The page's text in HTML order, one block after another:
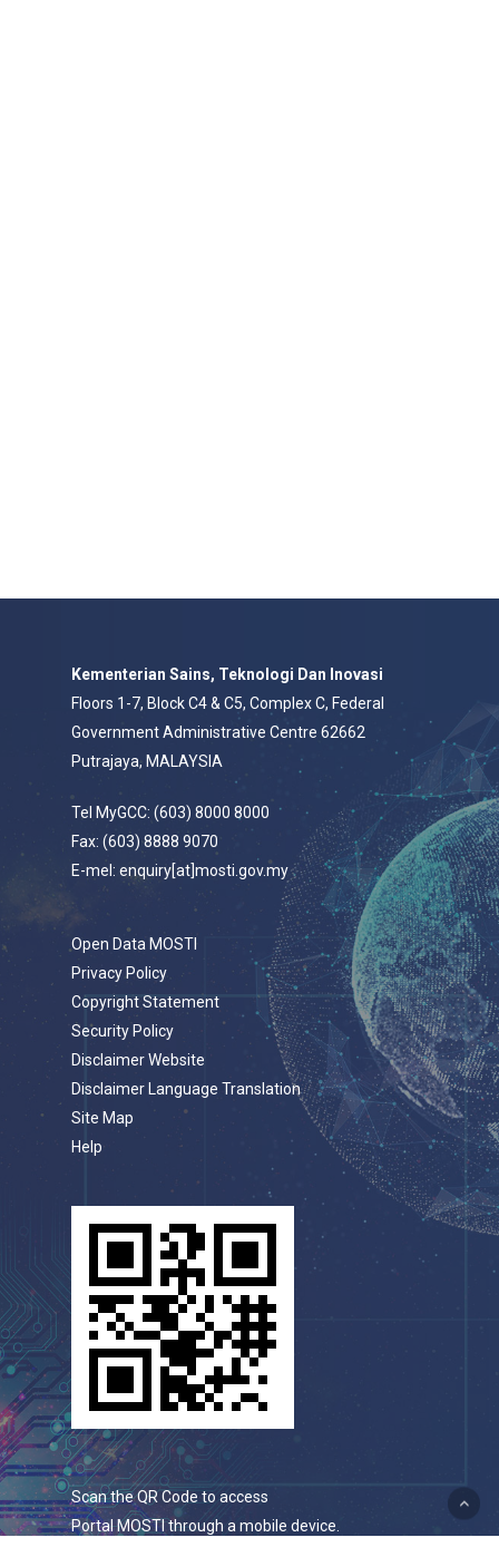
Kementerian Sains, Teknologi Dan Inovasi
Floors 1-7, Block C4 & C5, Complex C, Federal
Government Administrative Centre 62662
Putrajaya, MALAYSIA
Tel MyGCC: (603) 8000 8000
Fax: (603) 8888 9070
E-mel: enquiry[at]mosti.gov.my
Open Data MOSTI
Privacy Policy
Copyright Statement
Security Policy
Disclaimer Website
Disclaimer Language Translation
Site Map
Help
Scan the QR Code to access
Portal MOSTI through a mobile device.